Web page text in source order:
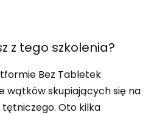
z tego szkolenia?
Bez Tabletek
wątków skupiających się na
Oto kilka